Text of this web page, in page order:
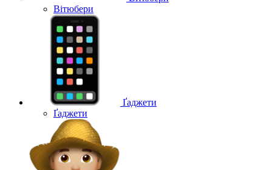
Вітюбери
Ґаджети
Ґаджети